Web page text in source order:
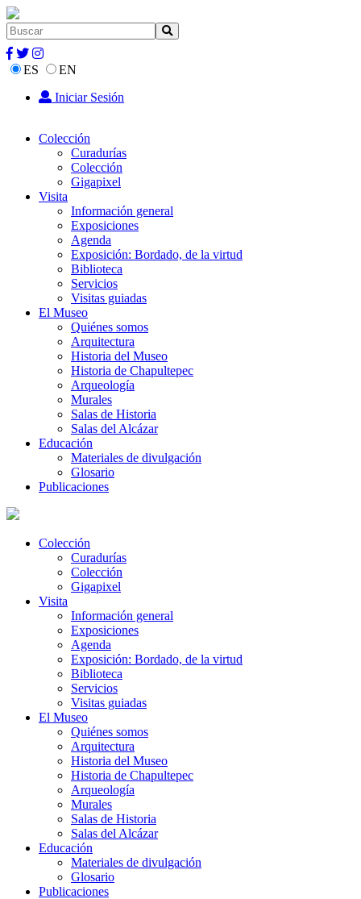
ES
EN
Iniciar Sesión
Colección
Curadurías
Colección
Gigapixel
Visita
Información general
Exposiciones
Agenda
Exposición: Bordado, de la virtud
Biblioteca
Servicios
Visitas guiadas
El Museo
Quiénes somos
Arquitectura
Historia del Museo
Historia de Chapultepec
Arqueología
Murales
Salas de Historia
Salas del Alcázar
Educación
Materiales de divulgación
Glosario
Publicaciones
Colección
Curadurías
Colección
Gigapixel
Visita
Información general
Exposiciones
Agenda
Exposición: Bordado, de la virtud
Biblioteca
Servicios
Visitas guiadas
El Museo
Quiénes somos
Arquitectura
Historia del Museo
Historia de Chapultepec
Arqueología
Murales
Salas de Historia
Salas del Alcázar
Educación
Materiales de divulgación
Glosario
Publicaciones